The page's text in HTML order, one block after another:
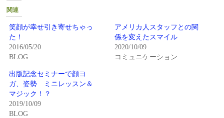
共
有
(新
し
い
ウ
ィ
ド
ウ
で
開
き
ま
す)
リ
ッ
し
て
さ
い
(新
し
い
ウ
関連
笑顔が幸せ引き寄せちゃっ
た！
2016/05/20
BLOG
アメリカ人スタッフとの関
係を変えたスマイル
2020/10/09
コミュニケーション
出版記念セミナーで顔ヨ
ガ、姿勢 ミニレッスン＆
マジック！？
2019/10/09
BLOG